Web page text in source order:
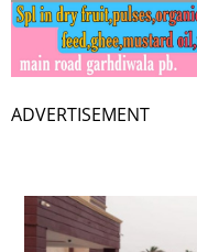
ADVERTISEMENT